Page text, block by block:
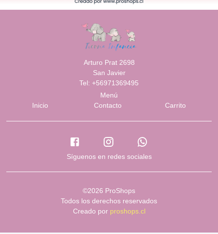
Arturo Prat 2698
San Javier
Tel: +56971369495
Menú
Inicio
Contacto Carrito
Síguenos en redes sociales
©2026 ProShops
Todos los derechos reservados
Creado por proshops.cl